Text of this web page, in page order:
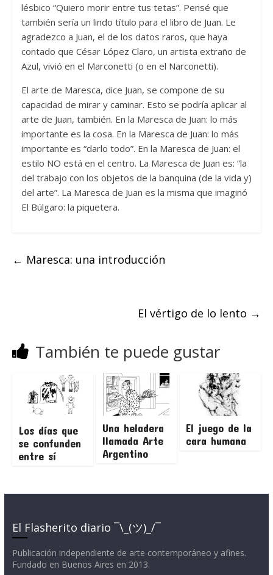
lésbico “Quiero morir entre tus tetas”. Pensé que
también sería un lindo título para el libro de Juan. Le
agradezco a Juan, el de los datos raros, que haya
contado que César López Claro, un artista extraño de
Azul, vivió en el Marconetti (o en el Narconetti).
El arte de Maresca, dice Juan, se compone de su
capacidad de mirar y caminar. Esto se podría aplicar al
arte de Juan, también. En la Maresca de Juan: lo más
importante es la cosa. En la Maresca de Juan: lo más
importante es “darlo todo”. En la Maresca de Juan: el
estilo NO está en el centro. La Maresca de Juan es: “la
del trabajo con los objetos de la banquina (de la vida y)
del arte”. La Maresca de Juan es la misma que imaginó
El Búlgaro: la piquetera.
← Maresca: una introducción
El vértigo de lo lento →
También te puede gustar
Los días que
se confunden
entre sí
Una heladera
llamada Arte
Argentino
El juego de la
cara humana
El Flasherito diario ¯\_(ツ)_/¯
Publicación independiente de arte contemporáneo y afines.
Fundado en Buenos Aires en 2013.